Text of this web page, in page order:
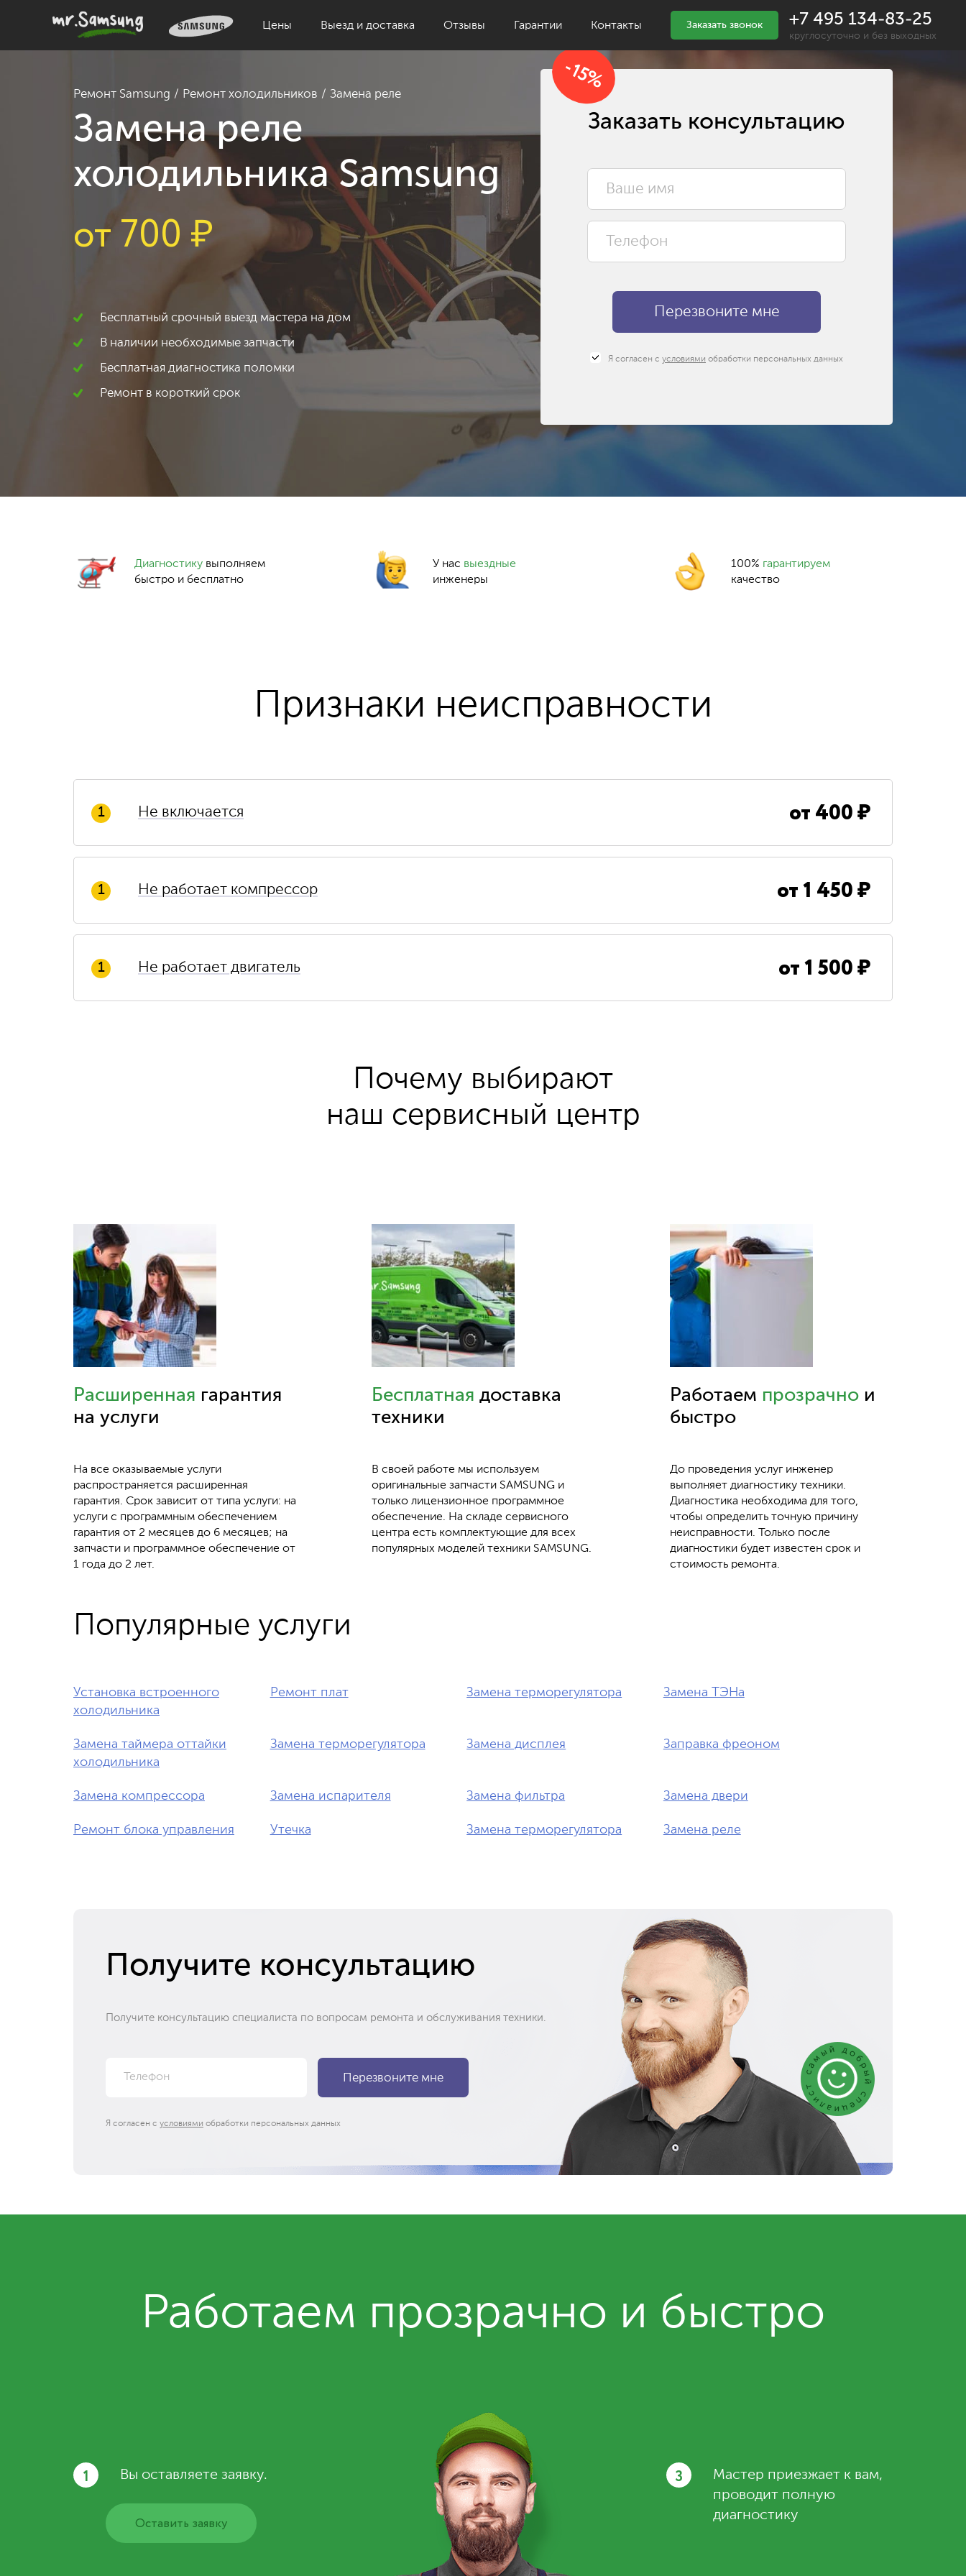
Цены Выезд и доставка Отзывы Гарантии Контакты Заказать звонок +7 495 134-83-25
круглосуточно и без выходных
Ремонт Samsung Ремонт холодильников Замена реле
Замена реле
холодильника Samsung
от700 ₽
Бесплатный срочный выезд мастера на дом
В наличии необходимые запчасти
Бесплатная диагностика поломки
Ремонт в короткий срок
-15%
Заказать консультацию
Я согласен с условиями обработки персональных данных
Диагностику выполняем
быстро и бесплатно
У нас выездные
инженеры
100% гарантируем
качество
Признаки неисправности
1 Не включается от400₽
1 Не работает компрессор от1 450₽
1 Не работает двигатель от1 500₽
Почему выбирают
наш сервисный центр
Расширенная гарантия
на услуги
На все оказываемые услуги
распространяется расширенная
гарантия. Срок зависит от типа услуги: на
услуги с программным обеспечением
гарантия от 2 месяцев до 6 месяцев; на
запчасти и программное обеспечение от
1 года до 2 лет.
Бесплатная доставка
техники
В своей работе мы используем
оригинальные запчасти SAMSUNG и
только лицензионное программное
обеспечение. На складе сервисного
центра есть комплектующие для всех
популярных моделей техники SAMSUNG.
Работаем прозрачно и
быстро
До проведения услуг инженер
выполняет диагностику техники.
Диагностика необходима для того,
чтобы определить точную причину
неисправности. Только после
диагностики будет известен срок и
стоимость ремонта.
Популярные услуги
Установка встроенного
холодильника
Ремонт плат Замена терморегулятора Замена ТЭНа
Замена таймера оттайки
холодильника
Замена терморегулятора Замена дисплея Заправка фреоном
Замена компрессора Замена испарителя Замена фильтра Замена двери
Ремонт блока управления Утечка Замена терморегулятора Замена реле
Получите консультацию
Получите консультацию специалиста по вопросам ремонта и обслуживания техники.
Я согласен с условиями обработки персональных данных
Работаем прозрачно и быстро
1 Вы оставляете заявку.
Оставить заявку
3
Мастер приезжает к вам,
проводит полную
диагностику